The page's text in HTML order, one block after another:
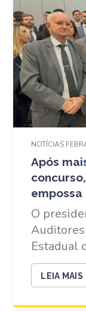
NOTÍCIAS
Após
empossa
O
Auditores
Estadual
LEIA MAIS